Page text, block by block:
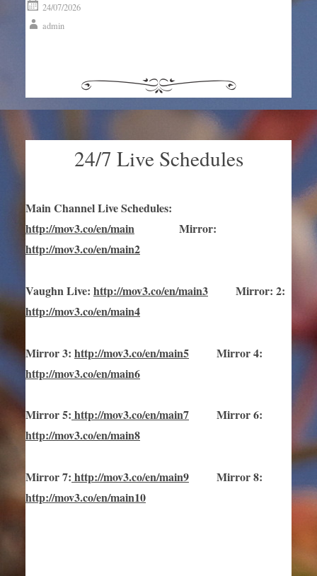
24/07/2026
admin
24/7 Live Schedules
Main Channel Live Schedules:
http://mov3.co/en/main
Mirror:
http://mov3.co/en/main2
Vaughn Live: http://mov3.co/en/main3 Mirror: 2:
http://mov3.co/en/main4
Mirror3: http://mov3.co/en/main5 Mirror4:
http://mov3.co/en/main6
Mirror5: http://mov3.co/en/main7 Mirror6:
http://mov3.co/en/main8
Mirror7: http://mov3.co/en/main9 Mirror 8:
http://mov3.co/en/main10